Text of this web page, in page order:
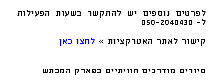
לפרטים נוספים יש להתקשר בשעות הפעילות
ל- 050-2040430
קישור לאתר האטרקציות » לחצו כאן
סיורים מודרכים חוויתיים בפארק המכתש